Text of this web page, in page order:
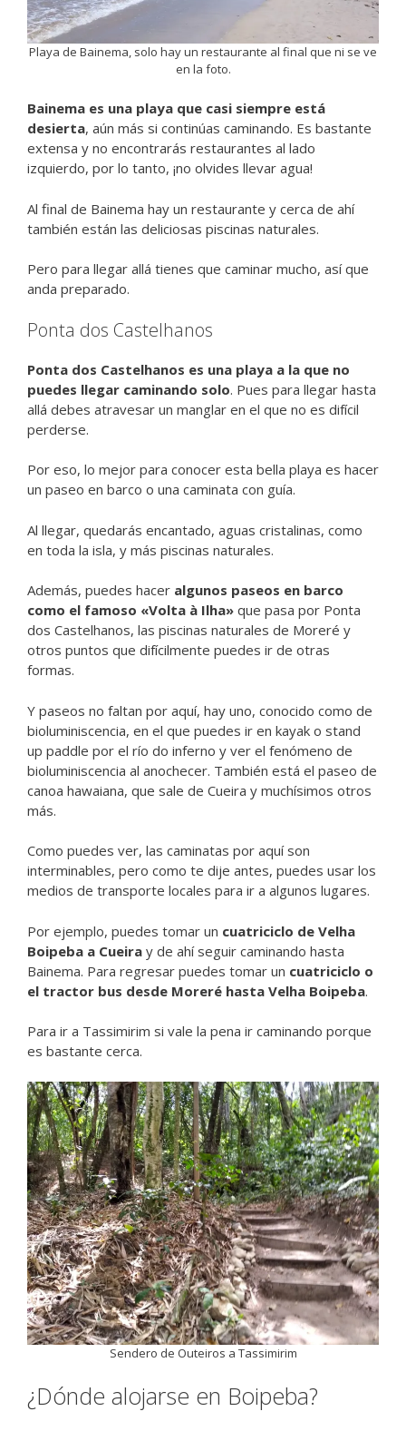
Playa de Bainema, solo hay un restaurante al final que ni se ve
en la foto.
Bainema es una playa que casi siempre está
desierta, aún más si continúas caminando. Es bastante
extensa y no encontrarás restaurantes al lado
izquierdo, por lo tanto, ¡no olvides llevar agua!
Al final de Bainema hay un restaurante y cerca de ahí
también están las deliciosas piscinas naturales.
Pero para llegar allá tienes que caminar mucho, así que
anda preparado.
Ponta dos Castelhanos
Ponta dos Castelhanos es una playa a la que no
puedes llegar caminando solo. Pues para llegar hasta
allá debes atravesar un manglar en el que no es difícil
perderse.
Por eso, lo mejor para conocer esta bella playa es hacer
un paseo en barco o una caminata con guía.
Al llegar, quedarás encantado, aguas cristalinas, como
en toda la isla, y más piscinas naturales.
Además, puedes hacer algunos paseos en barco
como el famoso «Volta à Ilha» que pasa por Ponta
dos Castelhanos, las piscinas naturales de Moreré y
otros puntos que difícilmente puedes ir de otras
formas.
Y paseos no faltan por aquí, hay uno, conocido como de
bioluminiscencia, en el que puedes ir en kayak o stand
up paddle por el río do inferno y ver el fenómeno de
bioluminiscencia al anochecer. También está el paseo de
canoa hawaiana, que sale de Cueira y muchísimos otros
más.
Como puedes ver, las caminatas por aquí son
interminables, pero como te dije antes, puedes usar los
medios de transporte locales para ir a algunos lugares.
Por ejemplo, puedes tomar un cuatriciclo de Velha
Boipeba a Cueira y de ahí seguir caminando hasta
Bainema. Para regresar puedes tomar un cuatriciclo o
el tractor bus desde Moreré hasta Velha Boipeba.
Para ir a Tassimirim si vale la pena ir caminando porque
es bastante cerca.
Sendero de Outeiros a Tassimirim
¿Dónde alojarse en Boipeba?